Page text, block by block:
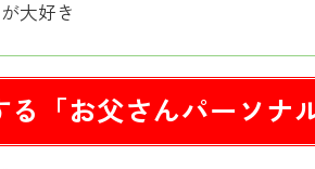
大好き
る「お父さんパーソナ